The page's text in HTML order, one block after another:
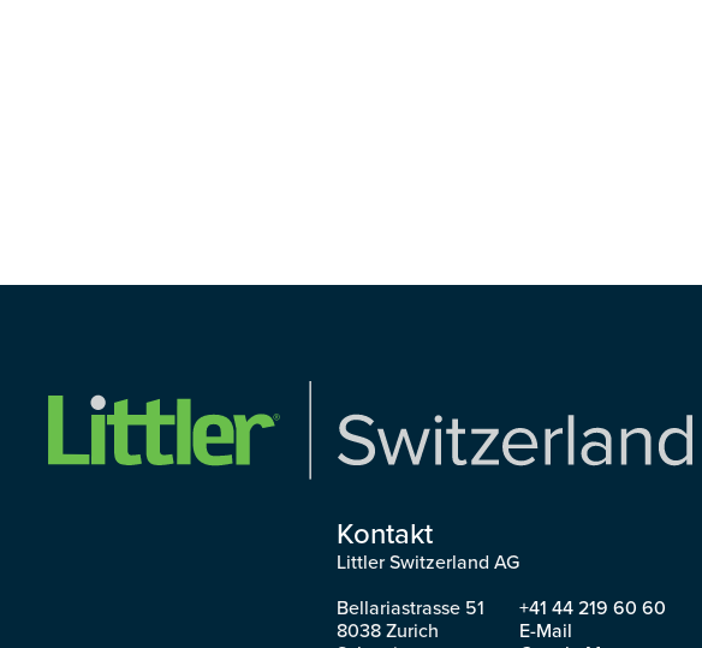
Kontakt
Littler Switzerland AG
Bellariastrasse 51
8038 Zurich
+41 44 219 60 60
E-Mail